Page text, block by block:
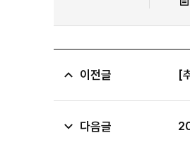
이전글 [
다음글